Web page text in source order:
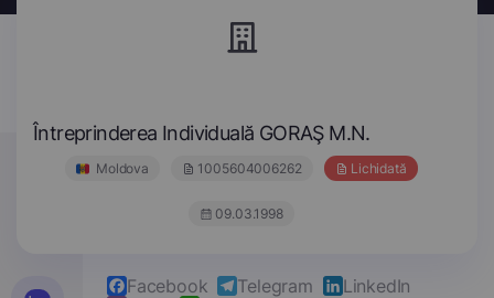
Întreprinderea Individuală GORAŞ M.N.
Moldova 1005604006262 Lichidată
09.03.1998
Facebook Telegram
LinkedIn